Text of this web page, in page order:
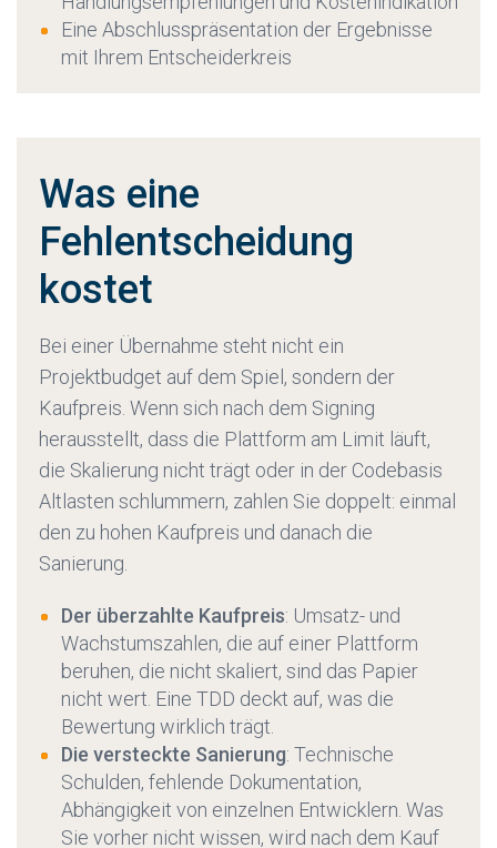
Eine Abschlusspräsentation der Ergebnisse
mit Ihrem Entscheiderkreis
Was eine
Fehlentscheidung
kostet
Bei einer Übernahme steht nicht ein
Projektbudget auf dem Spiel, sondern der
Kaufpreis. Wenn sich nach dem Signing
herausstellt, dass die Plattform am Limit läuft,
die Skalierung nicht trägt oder in der Codebasis
Altlasten schlummern, zahlen Sie doppelt: einmal
den zu hohen Kaufpreis und danach die
Sanierung.
Der überzahlte Kaufpreis: Umsatz- und
Wachstumszahlen, die auf einer Plattform
beruhen, die nicht skaliert, sind das Papier
nicht wert. Eine TDD deckt auf, was die
Bewertung wirklich trägt.
Die versteckte Sanierung: Technische
Schulden, fehlende Dokumentation,
Abhängigkeit von einzelnen Entwicklern. Was
Sie vorher nicht wissen, wird nach dem Kauf